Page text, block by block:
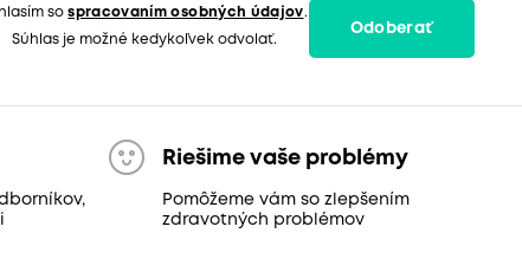
sospracovaním osobných údajov.
Súhlas je možné kedykoľvek odvolať.
Odoberať
Riešime vaše problémy
Pomôžeme vám so zlepšením
zdravotných problémov